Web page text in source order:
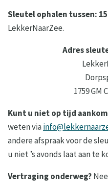
Sleutel ophalen tussen:
LekkerNaarZee.
Adres
1759 GM
Kunt u niet op tijd
weten via
andere afspraak voor de
u niet ’s avonds laat aan te
Vertraging onderweg?